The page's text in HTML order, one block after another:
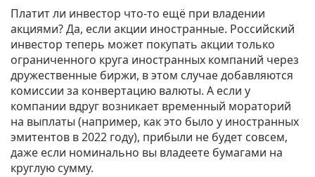
Платит ли инвестор что-то ещё при владении
акциями? Да, если акции иностранные. Российский
инвестор теперь может покупать акции только
ограниченного круга иностранных компаний через
дружественные биржи, в этом случае добавляются
комиссии за конвертацию валюты. А если у
компании вдруг возникает временный мораторий
на выплаты (например, как это было у иностранных
эмитентов в 2022 году), прибыли не будет совсем,
даже если номинально вы владеете бумагами на
круглую сумму.